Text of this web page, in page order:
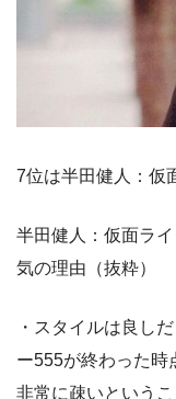
7位は半田健人：仮
半田健人：仮面ラ
気の理由（抜粋）
・スタイルは良し
ー555が終わった時
非常に疎いという